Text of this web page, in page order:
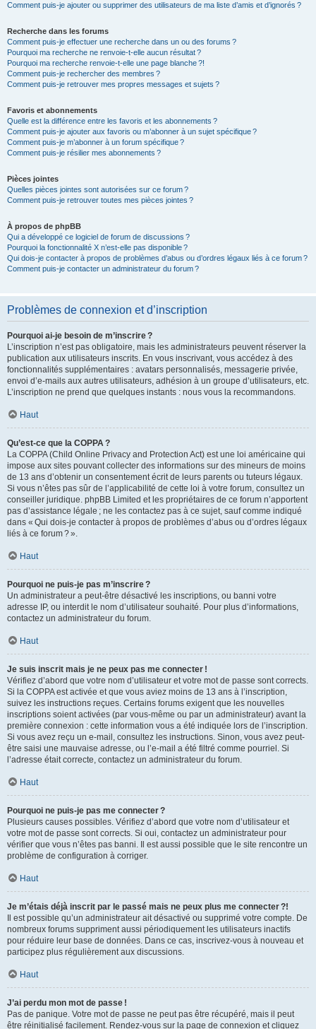
Comment puis-je ajouter ou supprimer des utilisateurs de ma liste d’amis et d’ignorés ?
Recherche dans les forums
Comment puis-je effectuer une recherche dans un ou des forums ?
Pourquoi ma recherche ne renvoie-t-elle aucun résultat ?
Pourquoi ma recherche renvoie-t-elle une page blanche ?!
Comment puis-je rechercher des membres ?
Comment puis-je retrouver mes propres messages et sujets ?
Favoris et abonnements
Quelle est la différence entre les favoris et les abonnements ?
Comment puis-je ajouter aux favoris ou m’abonner à un sujet spécifique ?
Comment puis-je m’abonner à un forum spécifique ?
Comment puis-je résilier mes abonnements ?
Pièces jointes
Quelles pièces jointes sont autorisées sur ce forum ?
Comment puis-je retrouver toutes mes pièces jointes ?
À propos de phpBB
Qui a développé ce logiciel de forum de discussions ?
Pourquoi la fonctionnalité X n’est-elle pas disponible ?
Qui dois-je contacter à propos de problèmes d’abus ou d’ordres légaux liés à ce forum ?
Comment puis-je contacter un administrateur du forum ?
Problèmes de connexion et d’inscription
Pourquoi ai-je besoin de m’inscrire ?
L’inscription n’est pas obligatoire, mais les administrateurs peuvent réserver la
publication aux utilisateurs inscrits. En vous inscrivant, vous accédez à des
fonctionnalités supplémentaires : avatars personnalisés, messagerie privée,
envoi d’e-mails aux autres utilisateurs, adhésion à un groupe d’utilisateurs, etc.
L’inscription ne prend que quelques instants : nous vous la recommandons.
Haut
Qu’est-ce que la COPPA ?
La COPPA (Child Online Privacy and Protection Act) est une loi américaine qui
impose aux sites pouvant collecter des informations sur des mineurs de moins
de 13 ans d’obtenir un consentement écrit de leurs parents ou tuteurs légaux.
Si vous n’êtes pas sûr de l’applicabilité de cette loi à votre forum, consultez un
conseiller juridique. phpBB Limited et les propriétaires de ce forum n’apportent
pas d’assistance légale ; ne les contactez pas à ce sujet, sauf comme indiqué
dans « Qui dois-je contacter à propos de problèmes d’abus ou d’ordres légaux
liés à ce forum ? ».
Haut
Pourquoi ne puis-je pas m’inscrire ?
Un administrateur a peut-être désactivé les inscriptions, ou banni votre
adresse IP, ou interdit le nom d’utilisateur souhaité. Pour plus d’informations,
contactez un administrateur du forum.
Haut
Je suis inscrit mais je ne peux pas me connecter !
Vérifiez d’abord que votre nom d’utilisateur et votre mot de passe sont corrects.
Si la COPPA est activée et que vous aviez moins de 13 ans à l’inscription,
suivez les instructions reçues. Certains forums exigent que les nouvelles
inscriptions soient activées (par vous-même ou par un administrateur) avant la
première connexion : cette information vous a été indiquée lors de l’inscription.
Si vous avez reçu un e-mail, consultez les instructions. Sinon, vous avez peut-
être saisi une mauvaise adresse, ou l’e-mail a été filtré comme pourriel. Si
l’adresse était correcte, contactez un administrateur du forum.
Haut
Pourquoi ne puis-je pas me connecter ?
Plusieurs causes possibles. Vérifiez d’abord que votre nom d’utilisateur et
votre mot de passe sont corrects. Si oui, contactez un administrateur pour
vérifier que vous n’êtes pas banni. Il est aussi possible que le site rencontre un
problème de configuration à corriger.
Haut
Je m’étais déjà inscrit par le passé mais ne peux plus me connecter ?!
Il est possible qu’un administrateur ait désactivé ou supprimé votre compte. De
nombreux forums suppriment aussi périodiquement les utilisateurs inactifs
pour réduire leur base de données. Dans ce cas, inscrivez-vous à nouveau et
participez plus régulièrement aux discussions.
Haut
J’ai perdu mon mot de passe !
Pas de panique. Votre mot de passe ne peut pas être récupéré, mais il peut
être réinitialisé facilement. Rendez-vous sur la page de connexion et cliquez